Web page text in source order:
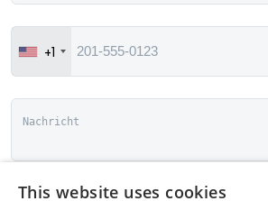
+1
Indem Sie fortfahren, stimmen Sie den zuAllgemeinen
This website uses cookies